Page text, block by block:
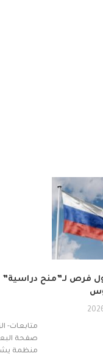
فرص لـ”منح دراسية”
متابعات-
صفحة
منظمة